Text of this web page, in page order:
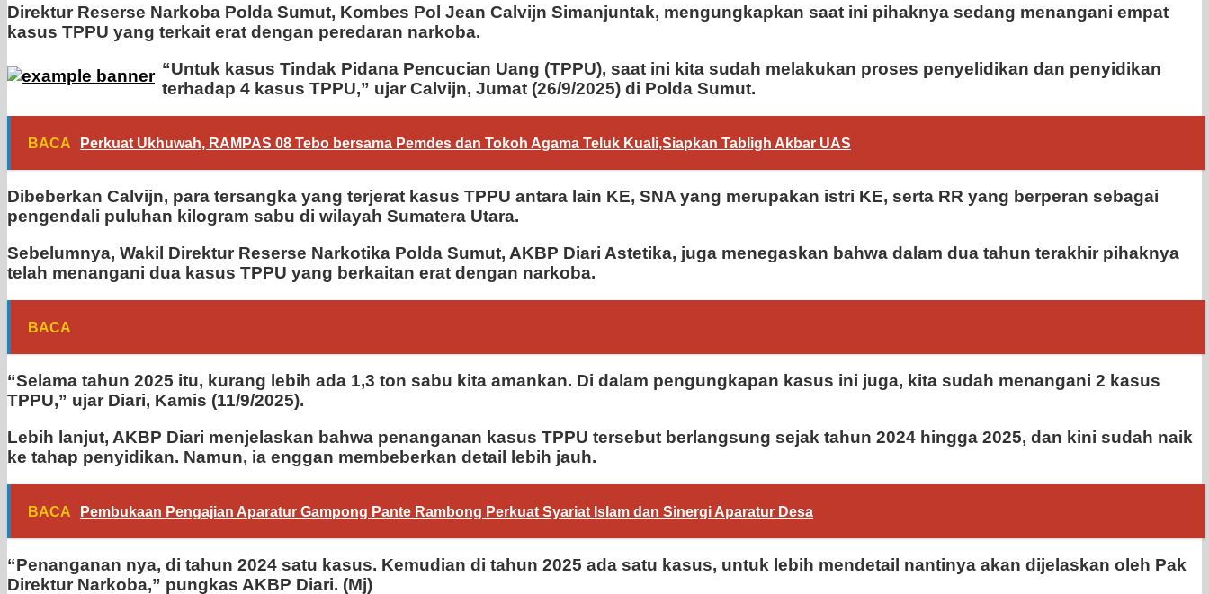
Direktur Reserse Narkoba Polda Sumut, Kombes Pol Jean Calvijn Simanjuntak, mengungkapkan saat ini pihaknya sedang menangani empat
kasus TPPU yang terkait erat dengan peredaran narkoba.
“Untuk kasus Tindak Pidana Pencucian Uang (TPPU), saat ini kita sudah melakukan proses penyelidikan dan penyidikan
terhadap 4 kasus TPPU,” ujar Calvijn, Jumat (26/9/2025) di Polda Sumut.
BACA Perkuat Ukhuwah, RAMPAS 08 Tebo bersama Pemdes dan Tokoh Agama Teluk Kuali,Siapkan Tabligh Akbar UAS
Dibeberkan Calvijn, para tersangka yang terjerat kasus TPPU antara lain KE, SNA yang merupakan istri KE, serta RR yang berperan sebagai
pengendali puluhan kilogram sabu di wilayah Sumatera Utara.
Sebelumnya, Wakil Direktur Reserse Narkotika Polda Sumut, AKBP Diari Astetika, juga menegaskan bahwa dalam dua tahun terakhir pihaknya
telah menangani dua kasus TPPU yang berkaitan erat dengan narkoba.
BACA
“Selama tahun 2025 itu, kurang lebih ada 1,3 ton sabu kita amankan. Di dalam pengungkapan kasus ini juga, kita sudah menangani 2 kasus
TPPU,” ujar Diari, Kamis (11/9/2025).
Lebih lanjut, AKBP Diari menjelaskan bahwa penanganan kasus TPPU tersebut berlangsung sejak tahun 2024 hingga 2025, dan kini sudah naik
ke tahap penyidikan. Namun, ia enggan membeberkan detail lebih jauh.
BACA Pembukaan Pengajian Aparatur Gampong Pante Rambong Perkuat Syariat Islam dan Sinergi Aparatur Desa
“Penanganan nya, di tahun 2024 satu kasus. Kemudian di tahun 2025 ada satu kasus, untuk lebih mendetail nantinya akan dijelaskan oleh Pak
Direktur Narkoba,” pungkas AKBP Diari. (Mj)